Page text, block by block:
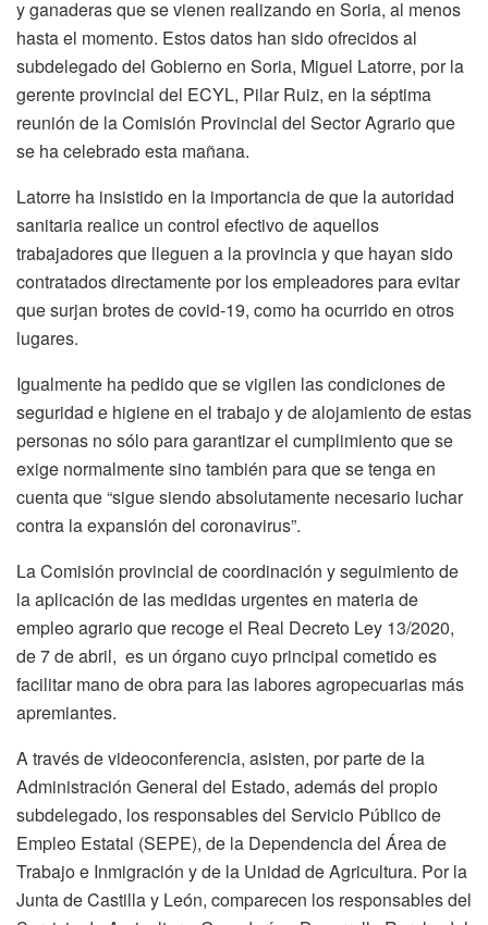
y ganaderas que se vienen realizando en Soria, al menos
hasta el momento. Estos datos han sido ofrecidos al
subdelegado del Gobierno en Soria, Miguel Latorre, por la
gerente provincial del ECYL, Pilar Ruiz, en la séptima
reunión de la Comisión Provincial del Sector Agrario que
se ha celebrado esta mañana.
Latorre ha insistido en la importancia de que la autoridad
sanitaria realice un control efectivo de aquellos
trabajadores que lleguen a la provincia y que hayan sido
contratados directamente por los empleadores para evitar
que surjan brotes de covid-19, como ha ocurrido en otros
lugares.
Igualmente ha pedido que se vigilen las condiciones de
seguridad e higiene en el trabajo y de alojamiento de estas
personas no sólo para garantizar el cumplimiento que se
exige normalmente sino también para que se tenga en
cuenta que “sigue siendo absolutamente necesario luchar
contra la expansión del coronavirus”.
La Comisión provincial de coordinación y seguimiento de
la aplicación de las medidas urgentes en materia de
empleo agrario que recoge el Real Decreto Ley 13/2020,
de 7 de abril, es un órgano cuyo principal cometido es
facilitar mano de obra para las labores agropecuarias más
apremiantes.
A través de videoconferencia, asisten, por parte de la
Administración General del Estado, además del propio
subdelegado, los responsables del Servicio Público de
Empleo Estatal (SEPE), de la Dependencia del Área de
Trabajo e Inmigración y de la Unidad de Agricultura. Por la
Junta de Castilla y León, comparecen los responsables del